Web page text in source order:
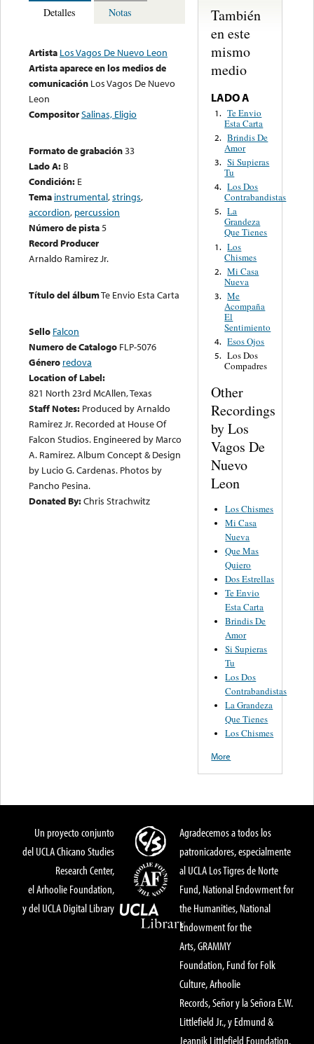
Detalles Notas
Artista Los Vagos De Nuevo Leon
Artista aparece en los medios de
comunicación Los Vagos De Nuevo
Leon
CompositorSalinas, Eligio
Formato de grabación33
Lado A: B
Condición: E
Tema instrumental,strings,
accordion, percussion
Número de pista5
Record Producer
Arnaldo Ramirez Jr.
Título del álbumTe Envio Esta Carta
Sello Falcon
Numero de Catalogo FLP-5076
Género redova
Location of Label:
821 North 23rd McAllen, Texas
Staff Notes: Produced by Arnaldo
Ramirez Jr. Recorded at House Of
Falcon Studios. Engineered by Marco
A. Ramirez. Album Concept & Design
by Lucio G. Cardenas. Photos by
Pancho Pesina.
Donated By:Chris Strachwitz
También
en este
mismo
medio
LADO A
1. Te Envio
Esta Carta
2. Brindis De
Amor
3. Si Supieras
Tu
4. Los Dos
Contrabandistas
5. La
Grandeza
Que Tienes
1. Los
Chismes
2. Mi Casa
Nueva
3. Me
Acompaña
El
Sentimiento
4. Esos Ojos
5. Los Dos
Compadres
Other
Recordings
by Los
Vagos De
Nuevo
Leon
Los Chismes
Mi Casa
Nueva
Que Mas
Quiero
Dos Estrellas
Te Envio
Esta Carta
Brindis De
Amor
Si Supieras
Tu
Los Dos
Contrabandistas
La Grandeza
Que Tienes
Los Chismes
More
Un proyecto conjunto
del UCLA Chicano Studies
Research Center,
el Arhoolie Foundation,
y del UCLA Digital Library
Agradecemos a todos los
patronicadores, especialmente
al UCLA Los Tigres de Norte
Fund, National Endowment for
the Humanities, National
Endowment for the
Arts, GRAMMY
Foundation, Fund for Folk
Culture, Arhoolie
Records, Señor y la Señora E.W.
Littlefield Jr., y Edmund &
Jeannik Littlefield Foundation.